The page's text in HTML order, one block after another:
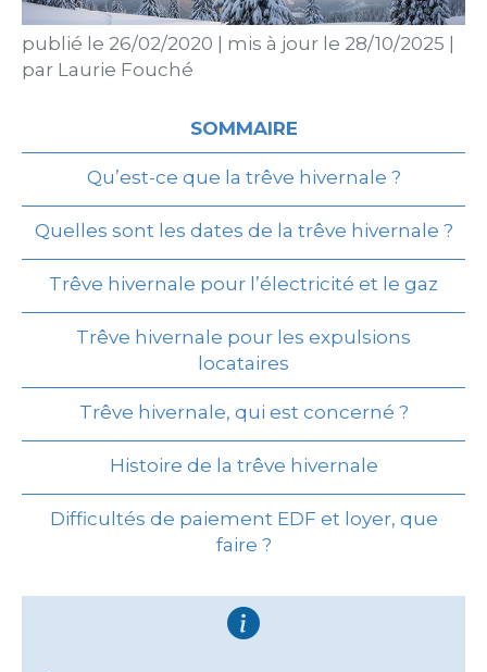
publié le 26/02/2020 mis à jour le 28/10/2025
par Laurie Fouché
SOMMAIRE
Qu’est-ce que la trêve hivernale ?
Quelles sont les dates de la trêve hivernale ?
Trêve hivernale pour l’électricité et le gaz
Trêve hivernale pour les expulsions
locataires
Trêve hivernale, qui est concerné ?
Histoire de la trêve hivernale
Difficultés de paiement EDF et loyer, que
faire ?